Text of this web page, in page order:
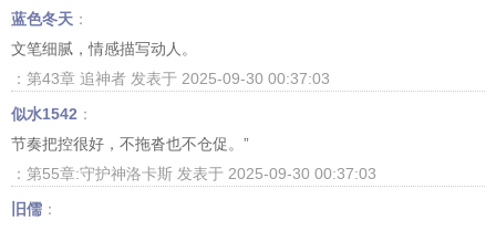
蓝色冬天 ：
文笔细腻，情感描写动人。
：第43章 追神者 发表于 2025-09-30 00:37:03
似水1542 ：
节奏把控很好，不拖沓也不仓促。”
：第55章:守护神洛卡斯 发表于 2025-09-30 00:37:03
旧儒 ：